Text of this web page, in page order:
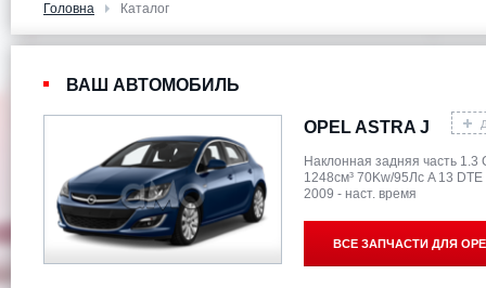
Головна Каталог
ВАШ АВТОМОБИЛЬ
OPEL ASTRA J
Наклонная задняя часть
1248см³ 70Kw/95Лс A 13 DTE
2009 - наст. время
ВСЕ ЗАПЧАСТИ ДЛЯ